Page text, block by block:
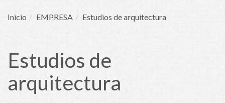
Inicio EMPRESA Estudios de arquitectura
Estudios de
arquitectura